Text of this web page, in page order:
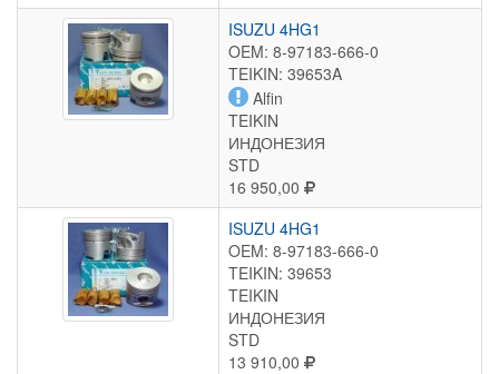
ISUZU 4HG1
OEM: 8-97183-666-0
TEIKIN: 39653A
Alfin
TEIKIN
ИНДОНЕЗИЯ
STD
16 950,00
ISUZU 4HG1
OEM: 8-97183-666-0
TEIKIN: 39653
TEIKIN
ИНДОНЕЗИЯ
STD
13 910,00